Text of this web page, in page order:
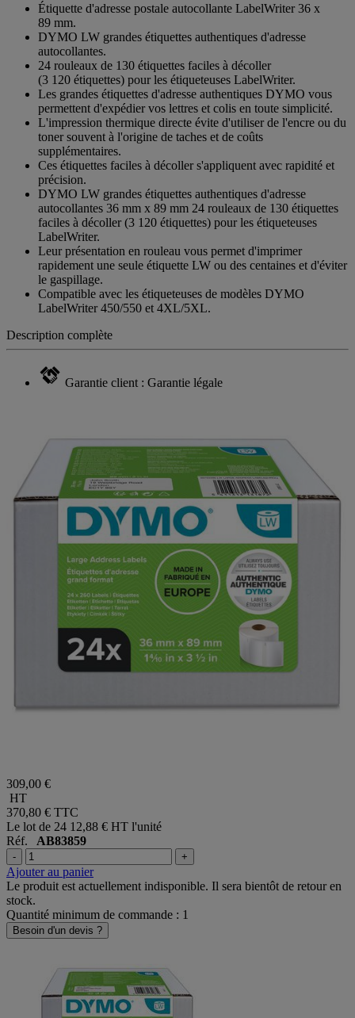
Étiquette d'adresse postale autocollante LabelWriter 36 x
89 mm.
DYMO LW grandes étiquettes authentiques d'adresse
autocollantes.
24 rouleaux de 130 étiquettes faciles à décoller
(3 120 étiquettes) pour les étiqueteuses LabelWriter.
Les grandes étiquettes d'adresse authentiques DYMO vous
permettent d'expédier vos lettres et colis en toute simplicité.
L'impression thermique directe évite d'utiliser de l'encre ou du
toner souvent à l'origine de taches et de coûts
supplémentaires.
Ces étiquettes faciles à décoller s'appliquent avec rapidité et
précision.
DYMO LW grandes étiquettes authentiques d'adresse
autocollantes 36 mm x 89 mm 24 rouleaux de 130 étiquettes
faciles à décoller (3 120 étiquettes) pour les étiqueteuses
LabelWriter.
Leur présentation en rouleau vous permet d'imprimer
rapidement une seule étiquette LW ou des centaines et d'éviter
le gaspillage.
Compatible avec les étiqueteuses de modèles DYMO
LabelWriter 450/550 et 4XL/5XL.
Description complète
Garantie client : Garantie légale
309,00 €
HT
370,80 € TTC
Le lot de 24 12,88 € HT l'unité
Réf. AB83859
- +
Ajouter au panier
Le produit est actuellement indisponible. Il sera bientôt de retour en
stock.
Quantité minimum de commande : 1
Besoin d'un devis ?